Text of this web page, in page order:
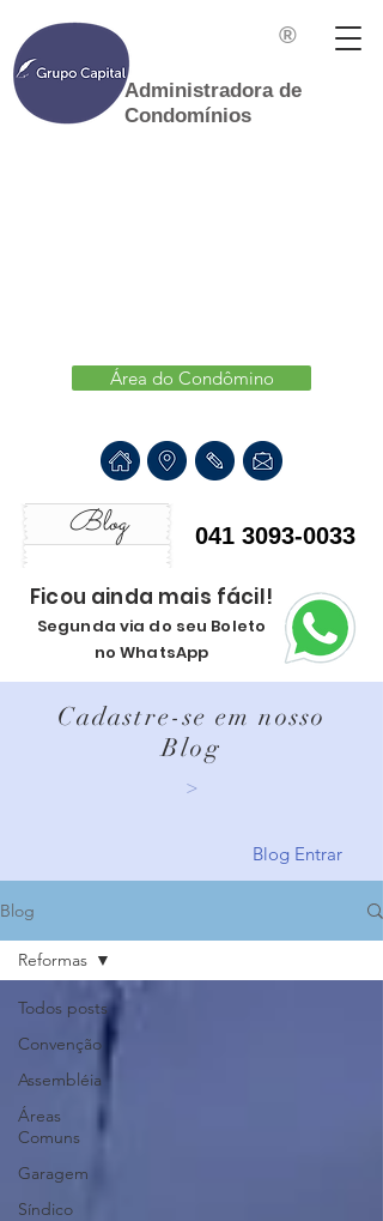
Administradora de
Condomínios
®
Área do Condômino
Blog 041 3093-0033
Ficou ainda mais fácil!
Segunda via do seu Boleto
no WhatsApp
Cadastre-se em nosso
Blog
>
Blog Entrar
Blog
Todos posts
Convenção
Assembléia
Áreas
Comuns
Garagem
Síndico
Reformas